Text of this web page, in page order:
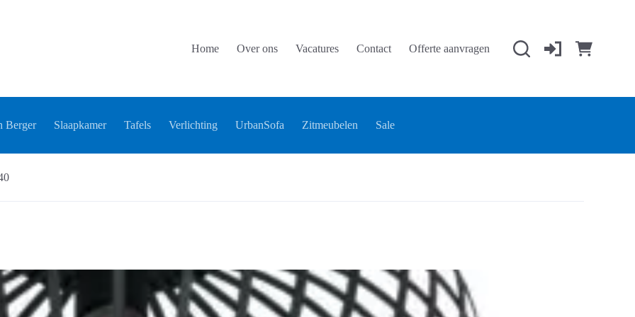
Home Over ons Vacatures Contact Offerte aanvragen
Berger Slaapkamer Tafels Verlichting UrbanSofa Zitmeubelen Sale